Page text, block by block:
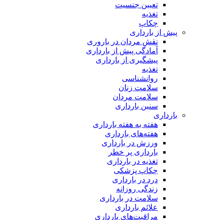
تعیین جنسیت
تغذیه
چکاپ
پیش از بارداری
نقش مردان در باروری
آمادگی پیش از بارداری
پیشگیری از بارداری
تغذیه
روانشناسی
سلامت زنان
سلامت مردان
سنین بارداری
بارداری
هفته‌ به هفته بارداری
هفته‌های بارداری
ورزش در بارداری
بارداری پر خطر
تغذیه در بارداری
چکاپ پزشکی
درد در بارداری
زندگی روزانه
سلامت در بارداری
علائم بارداری
مراقبت‌های بارداری